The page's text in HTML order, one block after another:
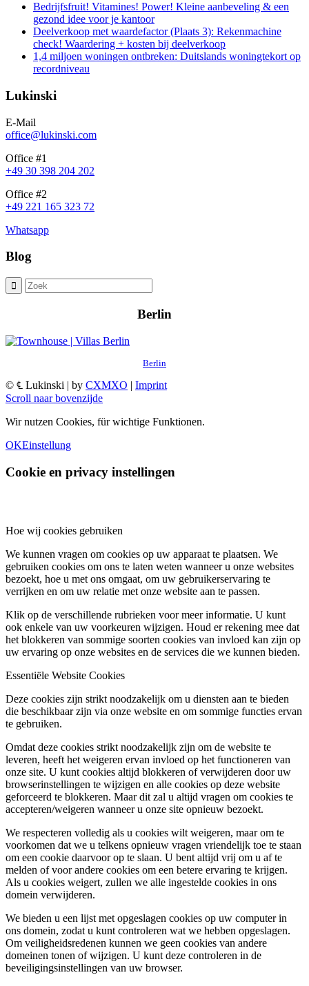
Bedrijfsfruit! Vitamines! Power! Kleine aanbeveling & een
gezond idee voor je kantoor
Deelverkoop met waardefactor (Plaats 3): Rekenmachine
check! Waardering + kosten bij deelverkoop
1,4 miljoen woningen ontbreken: Duitslands woningtekort op
recordniveau
Lukinski
E-Mail
office@lukinski.com
Office #1
+49 30 398 204 202
Office #2
+49 221 165 323 72
Whatsapp
Blog
Berlin
Berlin
© ℄ Lukinski | by CXMXO | Imprint
Scroll naar bovenzijde
Wir nutzen Cookies, für wichtige Funktionen.
OKEinstellung
Cookie en privacy instellingen
Hoe wij cookies gebruiken
We kunnen vragen om cookies op uw apparaat te plaatsen. We
gebruiken cookies om ons te laten weten wanneer u onze websites
bezoekt, hoe u met ons omgaat, om uw gebruikerservaring te
verrijken en om uw relatie met onze website aan te passen.
Klik op de verschillende rubrieken voor meer informatie. U kunt
ook enkele van uw voorkeuren wijzigen. Houd er rekening mee dat
het blokkeren van sommige soorten cookies van invloed kan zijn op
uw ervaring op onze websites en de services die we kunnen bieden.
Essentiële Website Cookies
Deze cookies zijn strikt noodzakelijk om u diensten aan te bieden
die beschikbaar zijn via onze website en om sommige functies ervan
te gebruiken.
Omdat deze cookies strikt noodzakelijk zijn om de website te
leveren, heeft het weigeren ervan invloed op het functioneren van
onze site. U kunt cookies altijd blokkeren of verwijderen door uw
browserinstellingen te wijzigen en alle cookies op deze website
geforceerd te blokkeren. Maar dit zal u altijd vragen om cookies te
accepteren/weigeren wanneer u onze site opnieuw bezoekt.
We respecteren volledig als u cookies wilt weigeren, maar om te
voorkomen dat we u telkens opnieuw vragen vriendelijk toe te staan
om een cookie daarvoor op te slaan. U bent altijd vrij om u af te
melden of voor andere cookies om een betere ervaring te krijgen.
Als u cookies weigert, zullen we alle ingestelde cookies in ons
domein verwijderen.
We bieden u een lijst met opgeslagen cookies op uw computer in
ons domein, zodat u kunt controleren wat we hebben opgeslagen.
Om veiligheidsredenen kunnen we geen cookies van andere
domeinen tonen of wijzigen. U kunt deze controleren in de
beveiligingsinstellingen van uw browser.